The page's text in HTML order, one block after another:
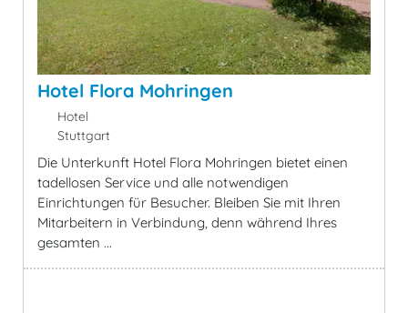
Hotel Flora Mohringen
Hotel
Stuttgart
Die Unterkunft Hotel Flora Mohringen bietet einen
tadellosen Service und alle notwendigen
Einrichtungen für Besucher. Bleiben Sie mit Ihren
Mitarbeitern in Verbindung, denn während Ihres
gesamten ...